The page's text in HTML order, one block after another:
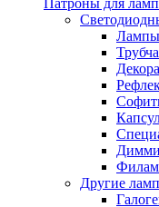
Лампы
Другие